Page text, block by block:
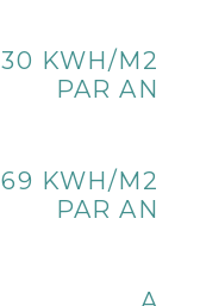
30 KWH/M2
PAR AN
69 KWH/M2
PAR AN